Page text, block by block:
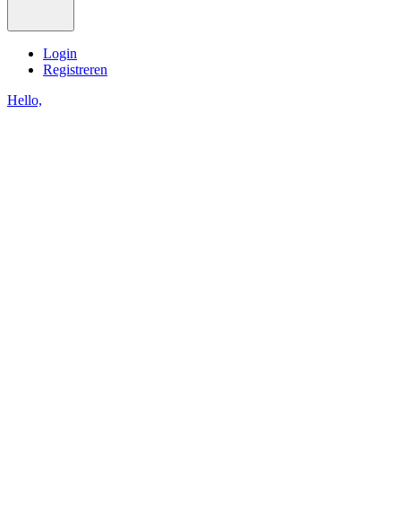
Login
Registreren
Hello,